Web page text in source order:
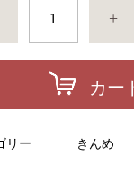
+
カー
リー きんめ